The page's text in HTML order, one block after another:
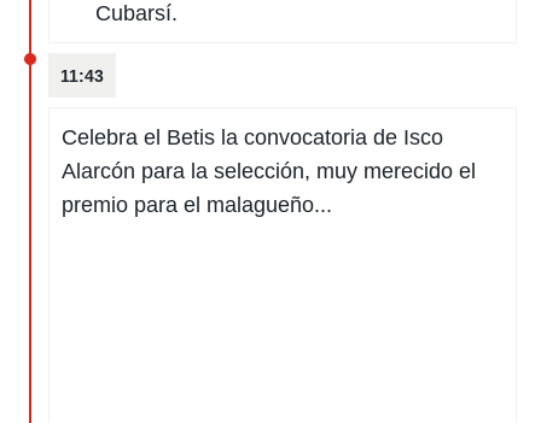
Cubarsí.
11:43
Celebra el Betis la convocatoria de Isco
Alarcón para la selección, muy merecido el
premio para el malagueño...